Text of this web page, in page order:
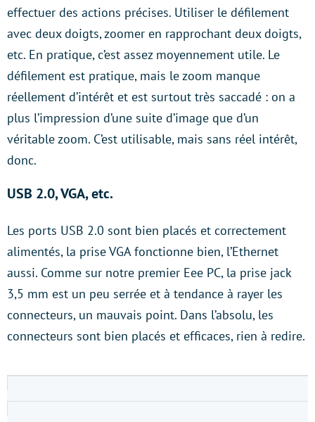
effectuer des actions précises. Utiliser le défilement
avec deux doigts, zoomer en rapprochant deux doigts,
etc. En pratique, c’est assez moyennement utile. Le
défilement est pratique, mais le zoom manque
réellement d’intérêt et est surtout très saccadé : on a
plus l’impression d’une suite d’image que d’un
véritable zoom. C’est utilisable, mais sans réel intérêt,
donc.
USB 2.0, VGA, etc.
Les ports USB 2.0 sont bien placés et correctement
alimentés, la prise VGA fonctionne bien, l’Ethernet
aussi. Comme sur notre premier Eee PC, la prise jack
3,5 mm est un peu serrée et à tendance à rayer les
connecteurs, un mauvais point. Dans l’absolu, les
connecteurs sont bien placés et efficaces, rien à redire.